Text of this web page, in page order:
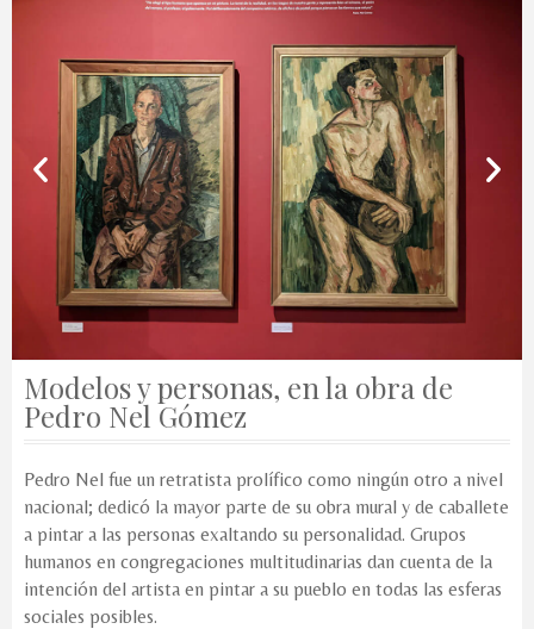
Modelos y personas, en la obra de
Pedro Nel Gómez
Pedro Nel fue un retratista prolífico como ningún otro a nivel
nacional; dedicó la mayor parte de su obra mural y de caballete
a pintar a las personas exaltando su personalidad. Grupos
humanos en congregaciones multitudinarias dan cuenta de la
intención del artista en pintar a su pueblo en todas las esferas
sociales posibles.